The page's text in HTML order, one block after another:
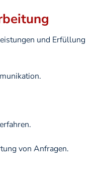
und Erfüllung
von Anfragen.